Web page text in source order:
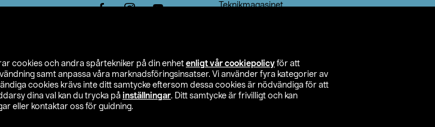
cookies och andra spårtekniker på din enhet enligt vår cookiepolicy för att
samt anpassa våra marknadsföringsinsatser. Vi använder fyra kategorier av
cookies krävs inte ditt samtycke eftersom dessa cookies är nödvändiga för att
dina val kan du trycka på inställningar. Ditt samtycke är frivilligt och kan
eller kontaktar oss för guidning.
Teknikmagasinet